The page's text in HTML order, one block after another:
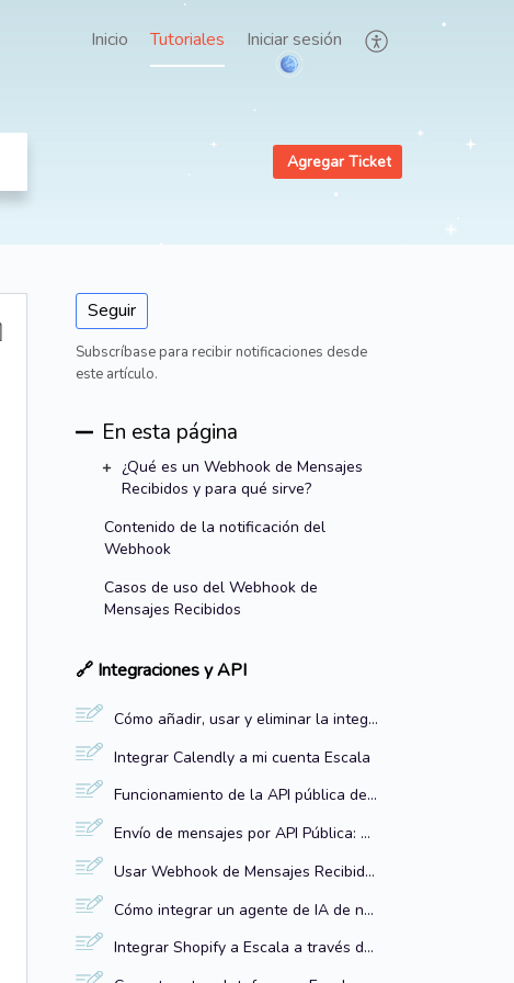
Inicio Tutoriales Iniciar sesión
Agregar Ticket
Seguir
Subscríbase para recibir notificaciones desde
este artículo.
En esta página
¿Qué es un Webhook de Mensajes
Recibidos y para qué sirve?
Contenido de la notificación del
Webhook
Casos de uso del Webhook de
Mensajes Recibidos
🔗 Integraciones y API
Cómo añadir, usar y eliminar la integración de Zoom con Escala
Integrar Calendly a mi cuenta Escala
Funcionamiento de la API pública de Escala
Envío de mensajes por API Pública: Automatiza comunicaciones desde sistemas externos
Usar Webhook de Mensajes Recibidos en el inbox: Notificaciones para sistemas externos
Cómo integrar un agente de IA de n8n con tu Inbox de Escala
Integrar Shopify a Escala a través de Zapier